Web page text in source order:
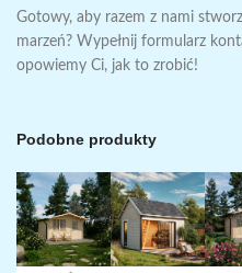
Gotowy, aby razem z nami
marzeń? Wypełnij formularz
opowiemy Ci, jak to zrobić!
Podobne produkty